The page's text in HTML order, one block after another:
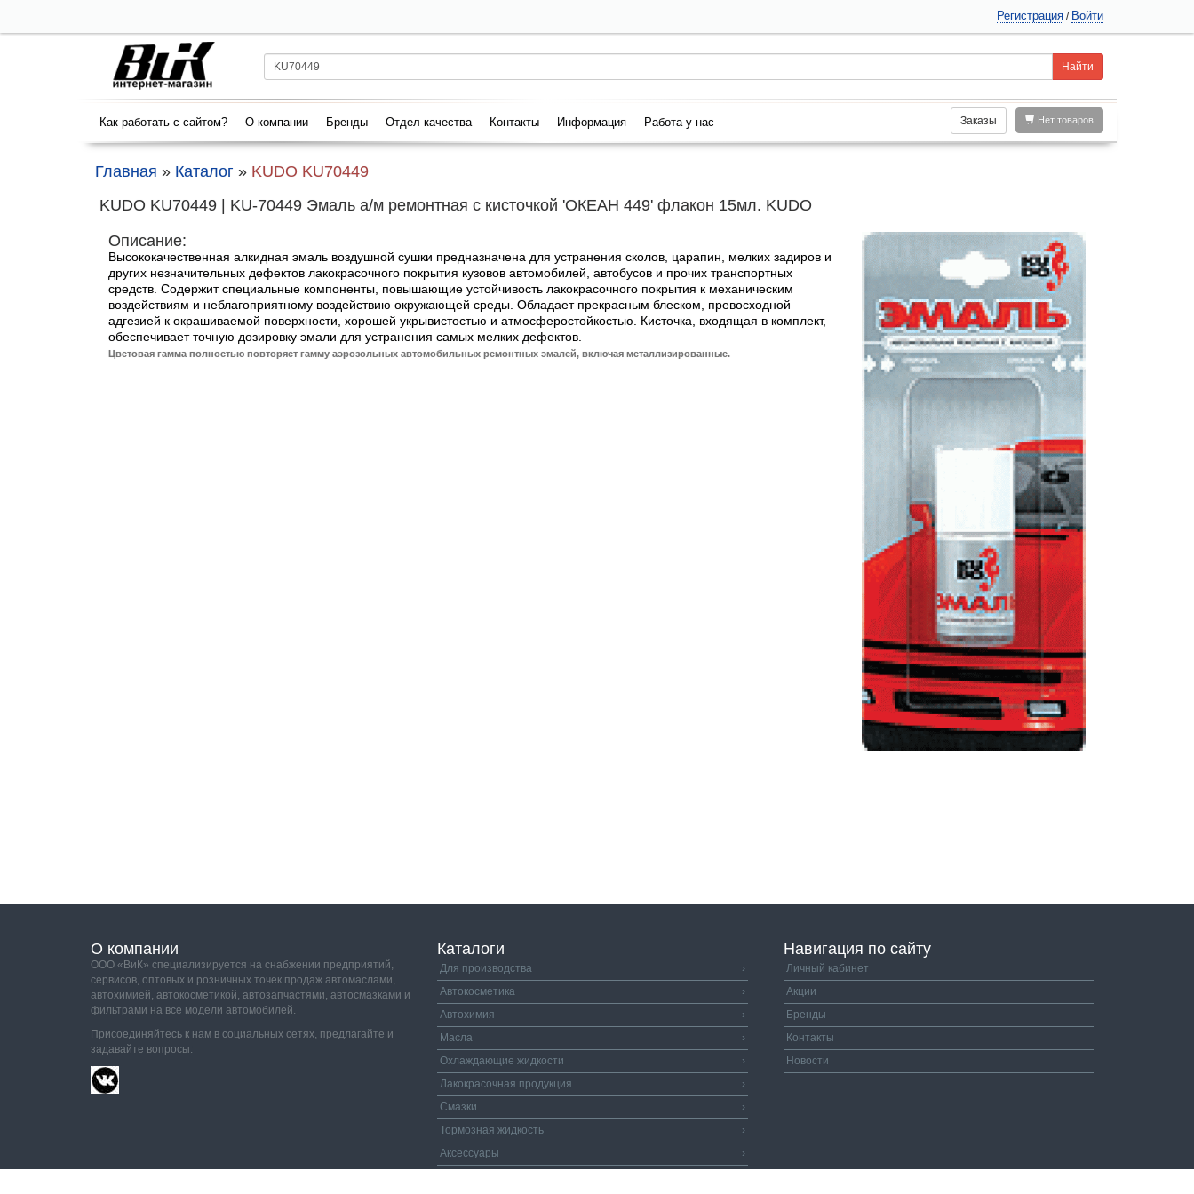
Регистрация / Войти
Как работать с сайтом? О компании Бренды Отдел качества Контакты Информация Работа у нас Нет товаров
Заказы
Главная » Каталог » KUDO KU70449
KUDO KU70449 | KU-70449 Эмаль а/м ремонтная с кисточкой 'ОКЕАН 449' флакон 15мл. KUDO
Описание:
Высококачественная алкидная эмаль воздушной сушки предназначена для устранения сколов, царапин, мелких задиров и
других незначительных дефектов лакокрасочного покрытия кузовов автомобилей, автобусов и прочих транспортных
средств. Содержит специальные компоненты, повышающие устойчивость лакокрасочного покрытия к механическим
воздействиям и неблагоприятному воздействию окружающей среды. Обладает прекрасным блеском, превосходной
адгезией к окрашиваемой поверхности, хорошей укрывистостью и атмосферостойкостью. Кисточка, входящая в комплект,
обеспечивает точную дозировку эмали для устранения самых мелких дефектов.
Цветовая гамма полностью повторяет гамму аэрозольных автомобильных ремонтных эмалей, включая металлизированные.
О компании
ООО «ВиК» специализируется на снабжении предприятий,
сервисов, оптовых и розничных точек продаж автомаслами,
автохимией, автокосметикой, автозапчастями, автосмазками и
фильтрами на все модели автомобилей.
Присоединяйтесь к нам в социальных сетях, предлагайте и
задавайте вопросы:
Каталоги
Для производства
›
Автокосметика
›
Автохимия
›
Масла
›
Охлаждающие жидкости
›
Лакокрасочная продукция
›
Смазки
›
Тормозная жидкость
›
Аксессуары
›
Навигация по сайту
Личный кабинет
Акции
Бренды
Контакты
Новости